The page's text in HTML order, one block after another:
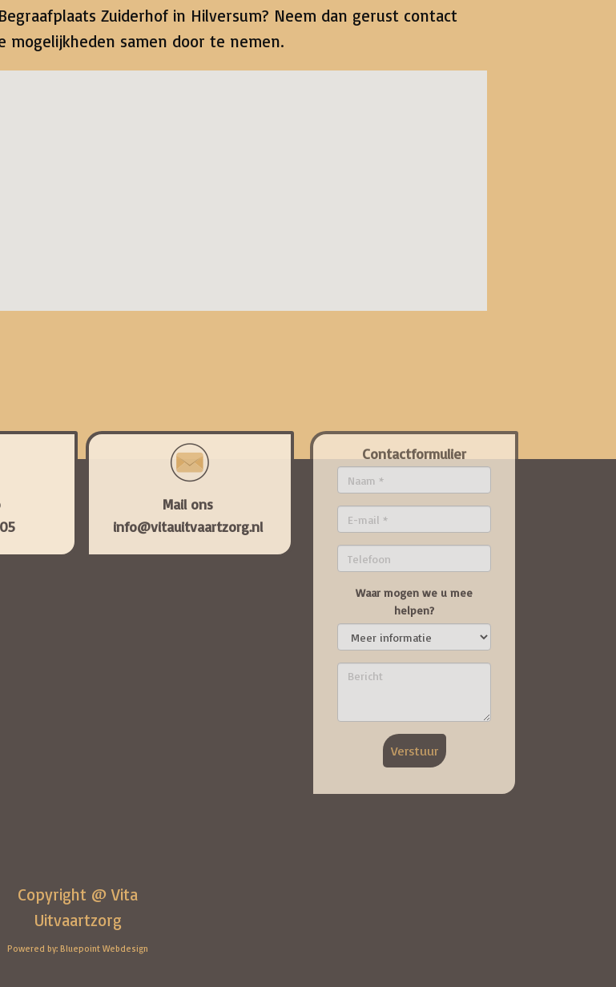
Zuiderhof in Hilversum? Neem dan gerust contact
mogelijkheden samen door te nemen.
Mail ons
info@vitauitvaartzorg.nl
Contactformulier
Waar mogen we u mee
helpen?
Verstuur
Copyright @ Vita
Uitvaartzorg
Powered by: Bluepoint Webdesign